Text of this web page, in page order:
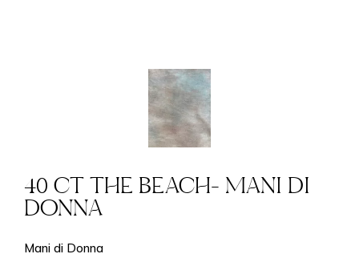
40 CT THE BEACH- MANI DI
DONNA
Mani di Donna